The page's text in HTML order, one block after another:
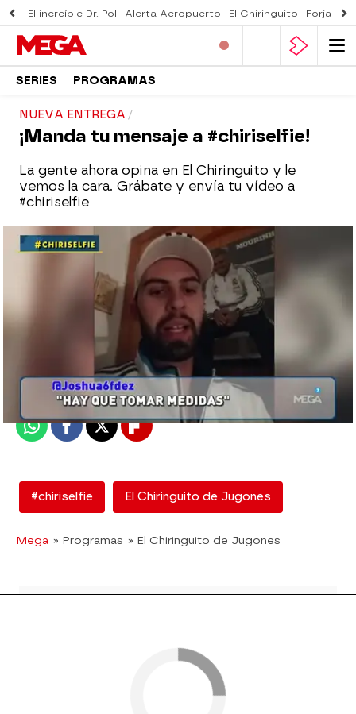
El increíble Dr. Pol Alerta Aeropuerto El Chiringuito Forjado
SERIES PROGRAMAS
NUEVA ENTREGA
¡Manda tu mensaje a #chiriselfie!
La gente ahora opina en El Chiringuito y le
vemos la cara. Grábate y envía tu vídeo a
#chiriselfie
madrid
Publicado:12 de febrero de 2018, 12:56
WhatsappFacebook
X Flipboard
#chiriselfie El Chiringuito de Jugones
Mega » Programas » El Chiringuito de Jugones